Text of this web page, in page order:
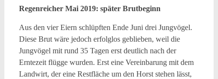
Regenreicher Mai 2019: später Brutbeginn
Aus den vier Eiern schlüpften Ende Juni drei Jungvögel.
Diese Brut wäre jedoch erfolglos geblieben, weil die
Jungvögel mit rund 35 Tagen erst deutlich nach der
Erntezeit flügge wurden. Erst eine Vereinbarung mit dem
Landwirt, der eine Restfläche um den Horst stehen lässt,